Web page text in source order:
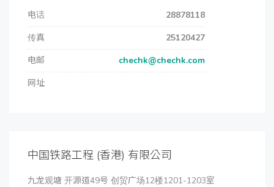
电话
28878118
传真
25120427
电邮
chechk@chechk.com
网址
中国铁路工程 (香港) 有限公司
九龙观塘 开源道49号 创贸广场12楼1201-1203室